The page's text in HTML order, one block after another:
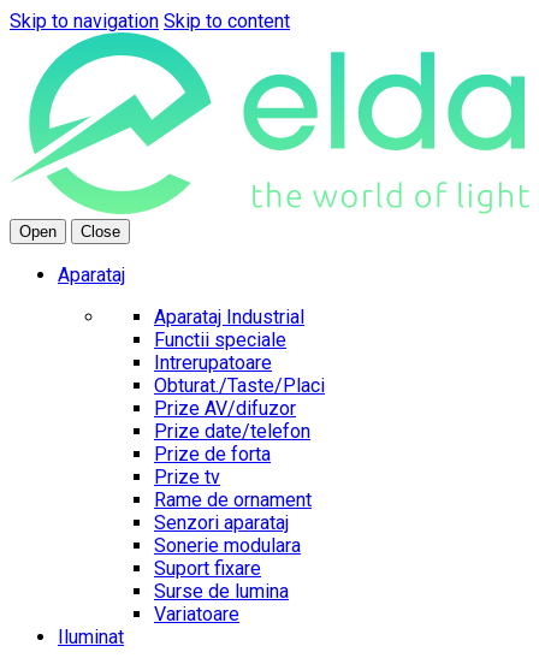
Skip to navigation Skip to content
Open Close
Aparataj
Aparataj Industrial
Functii speciale
Intrerupatoare
Obturat./Taste/Placi
Prize AV/difuzor
Prize date/telefon
Prize de forta
Prize tv
Rame de ornament
Senzori aparataj
Sonerie modulara
Suport fixare
Surse de lumina
Variatoare
Iluminat